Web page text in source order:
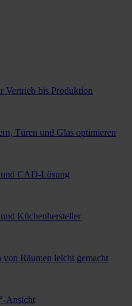
Vertrieb bis Produktion
Türen und Glas optimieren
CAD-Lösung
Küchenhersteller
von Räumen leicht gemacht
Ansicht